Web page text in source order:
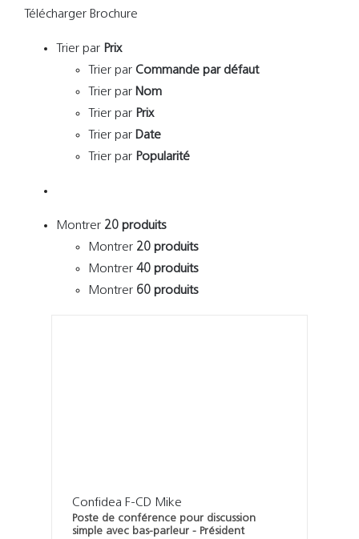
Télécharger Brochure
Trier par Prix
Trier par Commande par défaut
Trier par Nom
Trier par Prix
Trier par Date
Trier par Popularité
Montrer 20 produits
Montrer 20 produits
Montrer 40 produits
Montrer 60 produits
Confidea F-CD Mike
Poste de conférence pour discussion
simple avec bas-parleur - Président